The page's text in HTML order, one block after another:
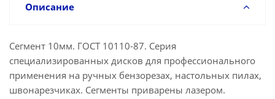
Описание
Сегмент 10мм. ГОСТ 10110-87. Серия
специализированных дисков для профессионального
применения на ручных бензорезах, настольных пилах,
швонарезчиках. Сегменты приварены лазером.